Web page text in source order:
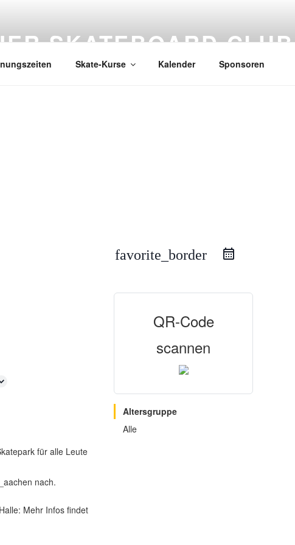
SKATEBOARD CLUB
Skate-Kurse Kalender Sponsoren
favorite_border
für alle Leute
nach.
Mehr Infos findet
QR-Code
scannen
Altersgruppe
Alle